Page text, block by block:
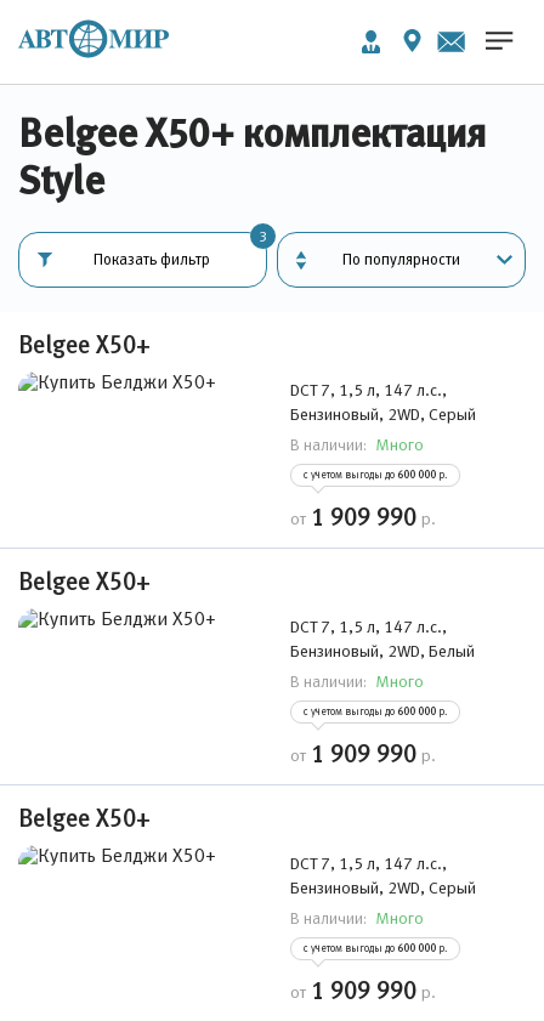
Belgee Х50+ комплектация
Style
3
Показать фильтр
Belgee Х50+
DCT 7, 1,5 л, 147 л.с.,
Бензиновый, 2WD, Серый
В наличии: Много
с учетом выгоды до 600 000 р.
от 1 909 990 р.
Belgee Х50+
DCT 7, 1,5 л, 147 л.с.,
Бензиновый, 2WD, Белый
В наличии: Много
с учетом выгоды до 600 000 р.
от 1 909 990 р.
Belgee Х50+
DCT 7, 1,5 л, 147 л.с.,
Бензиновый, 2WD, Серый
В наличии: Много
с учетом выгоды до 600 000 р.
от 1 909 990 р.